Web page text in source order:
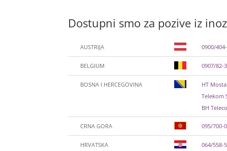
Dostupni smo za pozive iz
AUSTRIJA 0900/
BELGIUM 0907/82-
BOSNA I HERCEGOVINA HT
Telekom
BH
CRNA GORA 095/700-
HRVATSKA 064/558-